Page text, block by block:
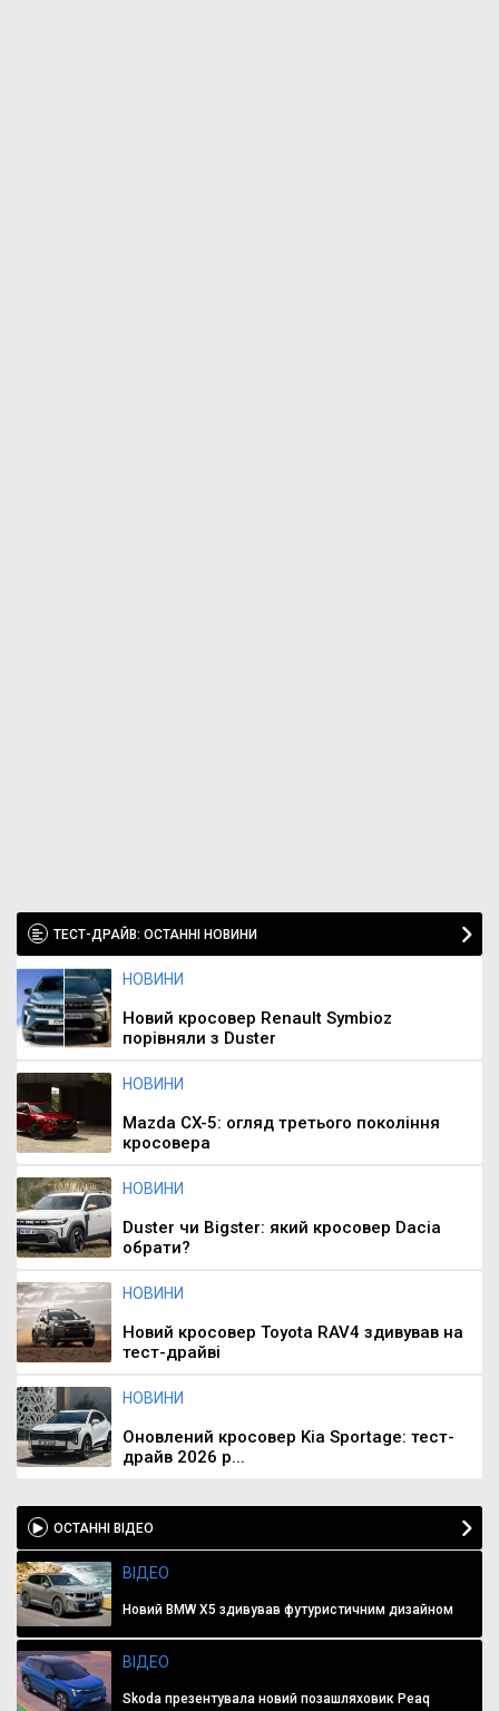
ТЕСТ-ДРАЙВ: ОСТАННІ НОВИНИ
НОВИНИ
Новий кросовер Renault Symbioz
порівняли з Duster
НОВИНИ
Mazda CX-5: огляд третього покоління
кросовера
НОВИНИ
Duster чи Bigster: який кросовер Dacia
обрати?
НОВИНИ
Новий кросовер Toyota RAV4 здивував на
тест-драйві
НОВИНИ
Оновлений кросовер Kia Sportage: тест-
драйв 2026 р...
ОСТАННІ ВІДЕО
ВІДЕО
Новий BMW X5 здивував футуристичним дизайном
ВІДЕО
Skoda презентувала новий позашляховик Peaq